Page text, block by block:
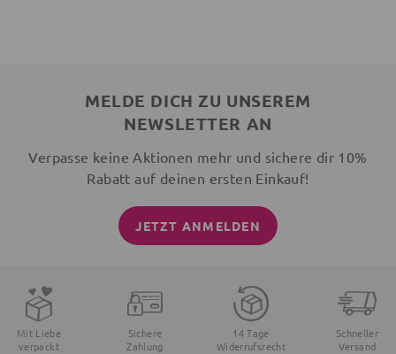
MELDE DICH ZU UNSEREM
NEWSLETTER AN
Verpasse keine Aktionen mehr und sichere dir 10%
Rabatt auf deinen ersten Einkauf!
JETZT ANMELDEN
Mit Liebe
verpackt
Sichere
Zahlung
14 Tage
Widerrufsrecht
Schneller
Versand